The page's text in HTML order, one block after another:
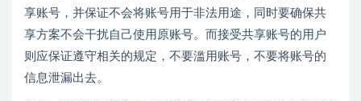
享账号，并保证不会将账号用于非法用途，同时要确保共
享方案不会干扰自己使用原账号。而接受共享账号的用户
则应保证遵守相关的规定，不要滥用账号，不要将账号的
信息泄漏出去。